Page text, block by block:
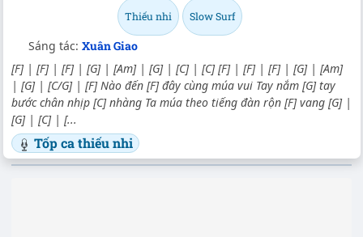
Thiếu nhi Slow Surf
Sáng tác: Xuân Giao
[F] | [F] | [F] | [G] | [Am] | [G] | [C] | [C] [F] | [F] | [F] | [G] | [Am]
| [G] | [C/G] | [F] Nào đến [F] đây cùng múa vui Tay nắm [G] tay
bước chân nhịp [C] nhàng Ta múa theo tiếng đàn rộn [F] vang [G] |
[G] | [C] | [...
Tốp ca thiếu nhi